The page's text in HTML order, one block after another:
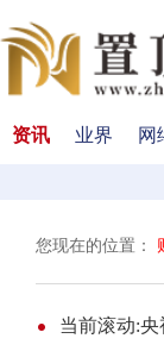
资讯 业界 网
您现在的位置：
当前滚动: